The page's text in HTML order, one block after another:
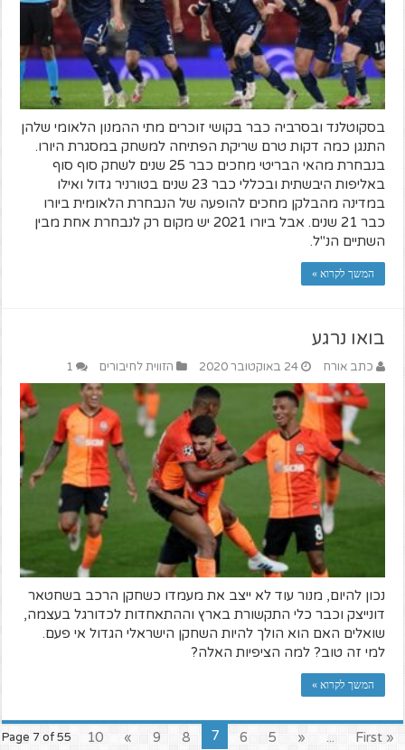
בסקוטלנד ובסרביה כבר בקושי זוכרים מתי ההמנון הלאומי שלהן
התנגן כמה דקות טרם שריקת הפתיחה למשחק במסגרת היורו.
בנבחרת מהאי הבריטי מחכים כבר 25 שנים לשחק סוף סוף
באליפות היבשתית ובכללי כבר 23 שנים בטורניר גדול ואילו
במדינה מהבלקן מחכים להופעה של הנבחרת הלאומית ביורו
כבר 21 שנים. אבל ביורו 2021 יש מקום רק לנבחרת אחת מבין
השתיים הנ"ל.
המשך לקרוא »
בואו נרגע
כתב אורח 24 באוקטובר 2020 הזווית לחיבורים 1
נכון להיום, מנור עוד לא ייצב את מעמדו כשחקן הרכב בשחטאר
דונייצק וכבר כלי התקשורת בארץ וההתאחדות לכדורגל בעצמה,
שואלים האם הוא הולך להיות השחקן הישראלי הגדול אי פעם.
למי זה טוב? למה הציפיות האלה?
המשך לקרוא »
Page 7 of 55 « First
...
«
5
6
7
8
9
»
10